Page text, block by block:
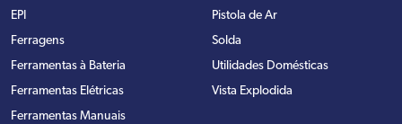
EPI
Ferragens
Ferramentas à Bateria
Ferramentas Elétricas
Ferramentas Manuais
Pistola de Ar
Solda
Utilidades Domésticas
Vista Explodida